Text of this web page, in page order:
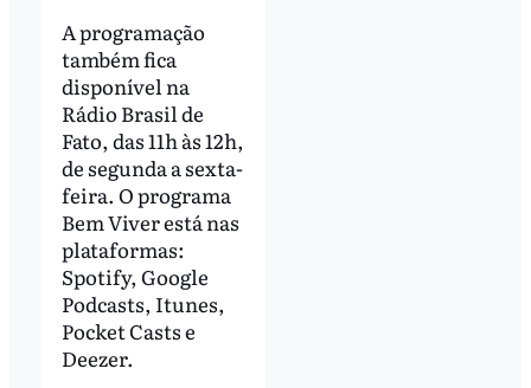
A programação
também fica
disponível na
Rádio Brasil de
Fato, das 11h às 12h,
de segunda a sexta-
feira. O programa
Bem Viver está nas
plataformas:
Spotify, Google
Podcasts, Itunes,
Pocket Casts e
Deezer.